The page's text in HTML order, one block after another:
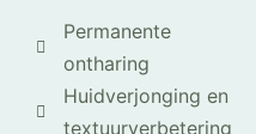
Permanente
ontharing
Huidverjonging en
textuurverbetering